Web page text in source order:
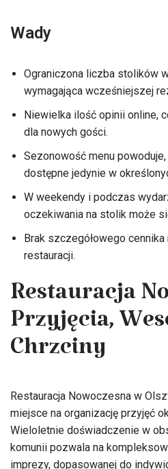
Wady
Ograniczona liczba stolików
wymagająca wcześniejszej
Niewielka ilość opinii online,
dla nowych gości.
Sezonowość menu
dostępne jedynie w
W weekendy i podczas
oczekiwania na stolik może
Brak szczegółowego
restauracji.
Restauracja
Przyjęcia,
Chrzciny
Restauracja Nowoczesna w
miejsce na organizację przyjęć
Wieloletnie doświadczenie w
komunii pozwala na
imprezy, dopasowanej do